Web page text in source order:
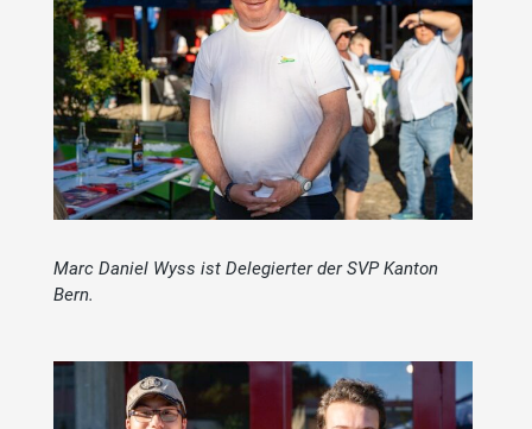
Marc Daniel Wyss ist Delegierter der SVP Kanton
Bern.